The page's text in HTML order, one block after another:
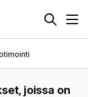
joissa on